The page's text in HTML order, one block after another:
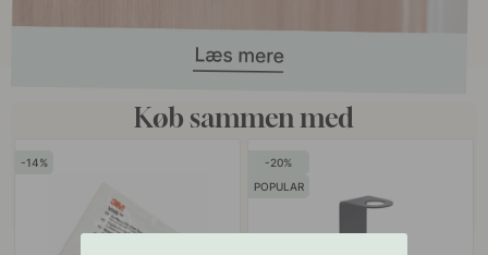
Køb sammen med
14
20
POPULAR